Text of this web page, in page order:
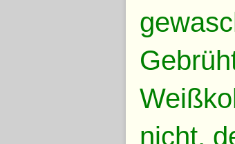
nicht,